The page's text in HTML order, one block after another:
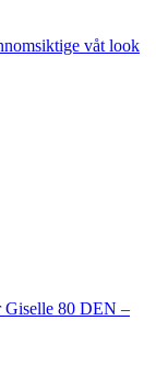
våt look
Giselle 80 DEN –